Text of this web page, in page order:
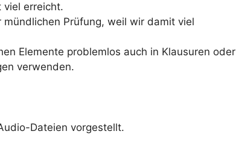
viel erreicht.
Prüfung, weil wir damit viel
Elemente problemlos auch in Klausuren oder
verwenden.
Dateien vorgestellt.